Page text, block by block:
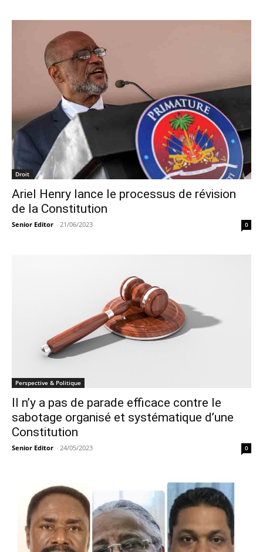
Droit
Ariel Henry lance le processus de révision
de la Constitution
Senior Editor - 21/06/2023 0
Perspective & Politique
Il n’y a pas de parade efficace contre le
sabotage organisé et systématique d’une
Constitution
Senior Editor - 24/05/2023 0